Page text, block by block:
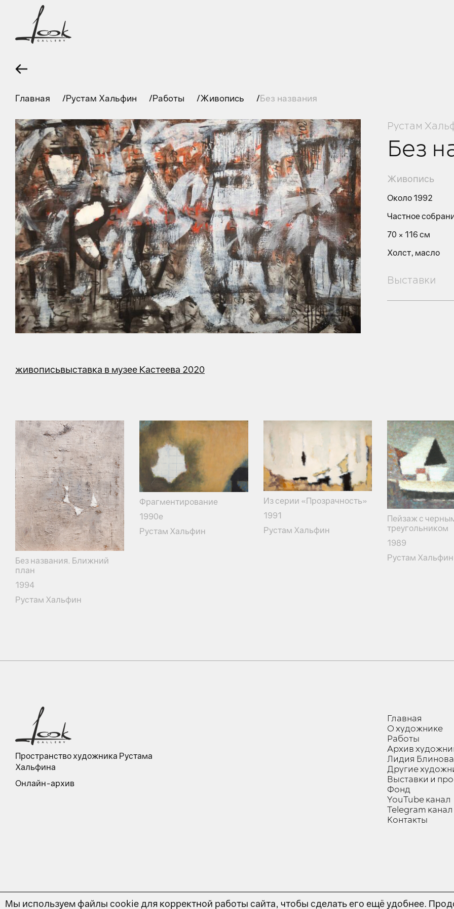
Главная Рустам Хальфин Работы Живопись Без названия
Рустам
Без
Живопись
Около 1992
Частное
70 × 116 см
Холст, масло
Выставки
живописьвыставка в музее Кастеева 2020
Без названия. Ближний
план
1994
Рустам Хальфин
Фрагментирование
1990е
Рустам Хальфин
Из серии «Прозрачность»
1991
Рустам Хальфин
Пейзаж с
треугольником
1989
Рустам Хальфин
Пространство художника Рустама
Хальфина
Онлайн-архив
Главная
О художнике
Работы
Архив
Лидия Блинова
Другие
Выставки и
Фонд
YouTube канал
Telegram канал
Контакты
Мы используем файлы cookie для корректной работы сайта, чтобы сделать его ещё удобнее.